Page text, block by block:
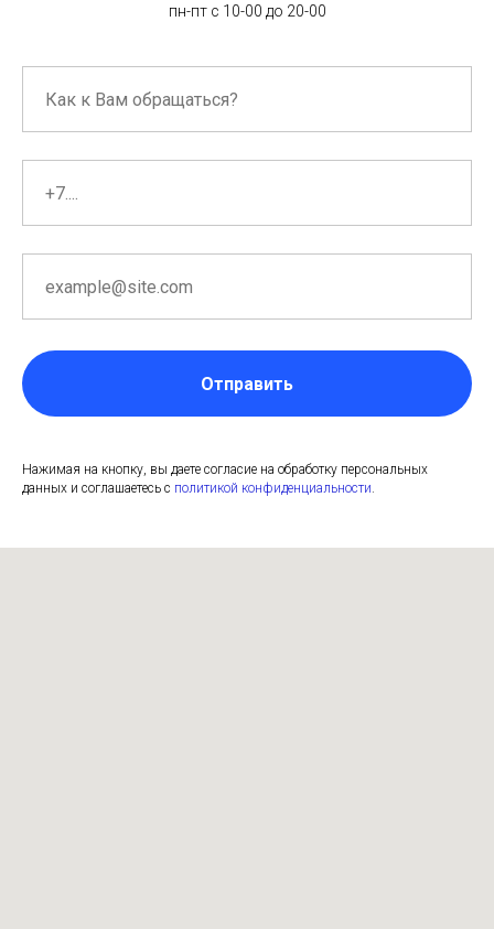
пн-пт с 10-00 до 20-00
Отправить
Нажимая на кнопку, вы даете согласие на обработку персональных
данных и соглашаетесь c политикой конфиденциальности.